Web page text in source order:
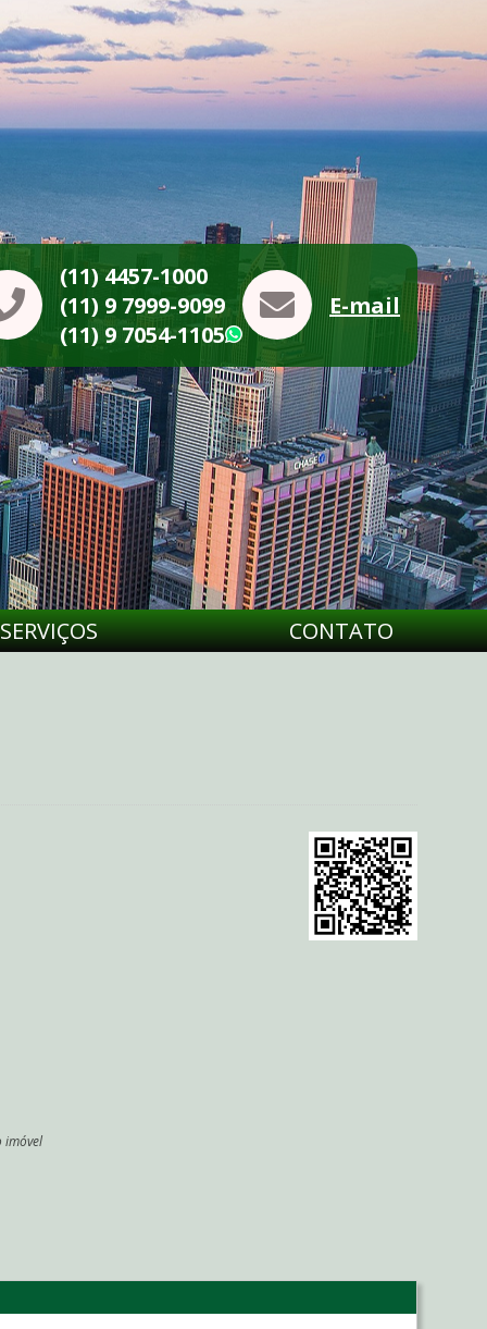
(11) 4457-1000
(11) 9 7999-9099
(11) 9 7054-1105
WhatsApp
E-mail
SERVIÇOS CONTATO
imóvel